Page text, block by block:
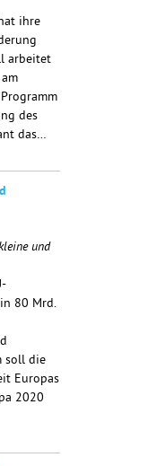
ihre
arbeitet
des
das…
und
80 Mrd.
soll die
Europas
2020